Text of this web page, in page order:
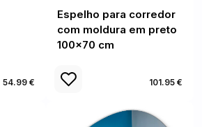
54.99 €
Espelho para corredor
com moldura em preto
100x70 cm
101.95 €